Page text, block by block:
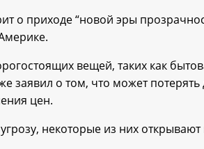
о приходе “новой эры
вещей, таких как
заявил о том, что может потерять
цен.
некоторые из них